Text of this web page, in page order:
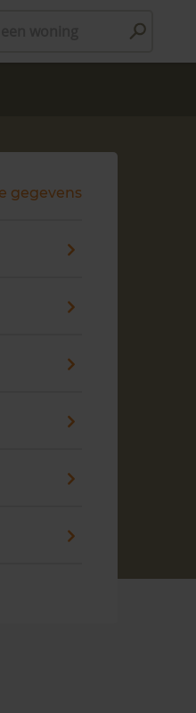
gegevens